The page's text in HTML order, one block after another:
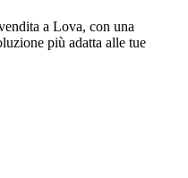
a Lova, con una
più adatta alle tue